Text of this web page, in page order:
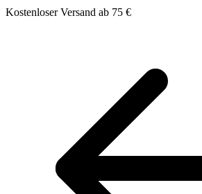
Kostenloser Versand ab 75 €